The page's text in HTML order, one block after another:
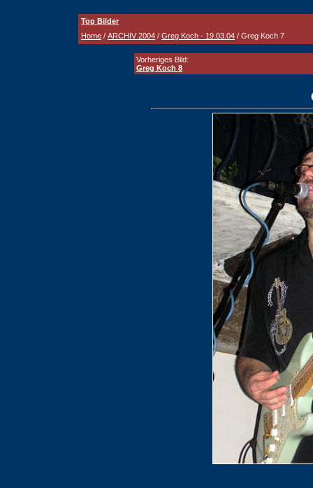
Top Bilder
Home / ARCHIV 2004 / Greg Koch - 19.03.04 / Greg Koch 7
Vorheriges Bild:
Greg Koch 8